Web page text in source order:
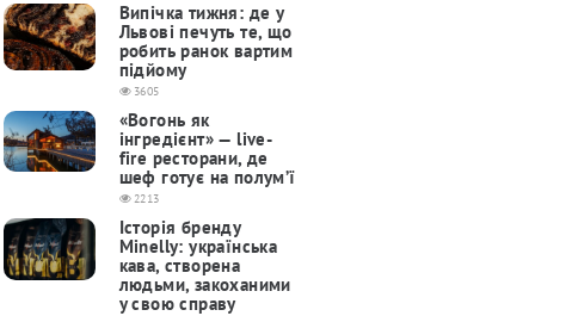
Випічка тижня: де у
Львові печуть те, що
робить ранок вартим
підйому
3605
«Вогонь як
інгредієнт» — live-
fire ресторани, де
шеф готує на полум’ї
2213
Історія бренду
Minelly: українська
кава, створена
людьми, закоханими
у свою справу